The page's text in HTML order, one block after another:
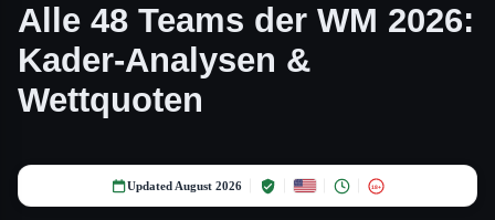
Alle 48 Teams der WM 2026:
Kader-Analysen &
Wettquoten
Updated August 2026 18+